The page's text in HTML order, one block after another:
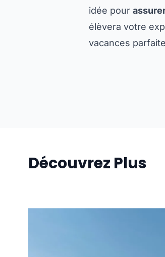
idée pour
élèvera votre
vacances
Découvrez Plus